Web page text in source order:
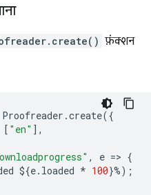
फ़ंक्शन
Proofreader .create({
[ "en" ],
, e => {
${e. loaded * 100}%);